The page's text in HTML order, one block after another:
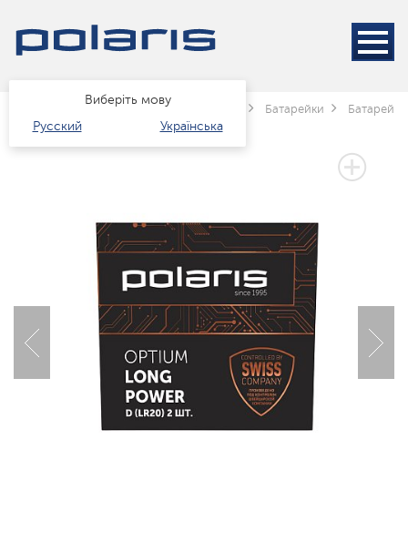
Виберіть мову
Русский
Українська
Каталог Техніка для дому Батарейки